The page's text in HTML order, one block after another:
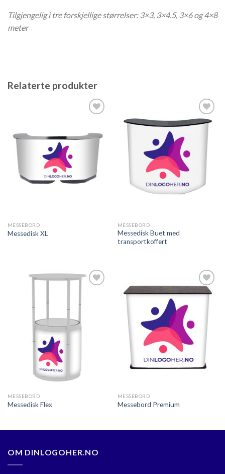
Tilgjengelig i tre forskjellige størrelser: 3×3, 3×4.5, 3×6 og 4×8
meter
Relaterte produkter
Legg til
ønskeliste
MESSEBORD
Messedisk XL
Legg til
MESSEBORD
Messedisk Buet med
transportkoffert
MESSEBORD
Messedisk Flex
ønskeliste
MESSEBORD
Messebord Premium
OM DINLOGOHER.NO